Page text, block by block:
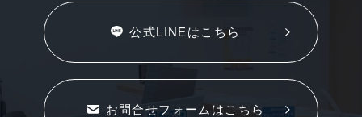
公式LINEはこちら
お問合せフォームはこちら